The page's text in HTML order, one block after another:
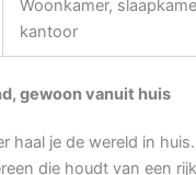
Woonkamer,
kantoor
gewoon vanuit huis
haal je de wereld in
die houdt van een